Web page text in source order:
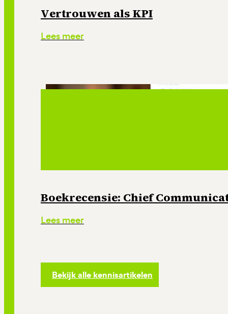
Vertrouwen als KPI
Lees meer
Boekrecensie: Chief
Lees meer
Bekijk alle kennisartikelen